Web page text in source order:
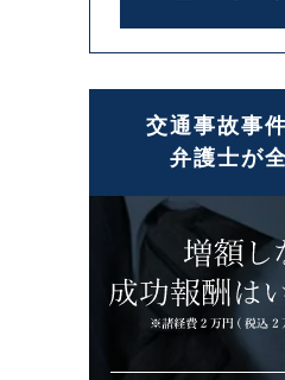
交通事故事
弁護士が